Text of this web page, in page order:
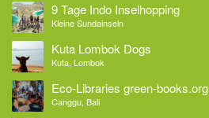
9 Tage Indo Inselhopping
Kleine Sundainseln
Kuta Lombok Dogs
Kuta, Lombok
Eco-Libraries green-books.org
Canggu, Bali